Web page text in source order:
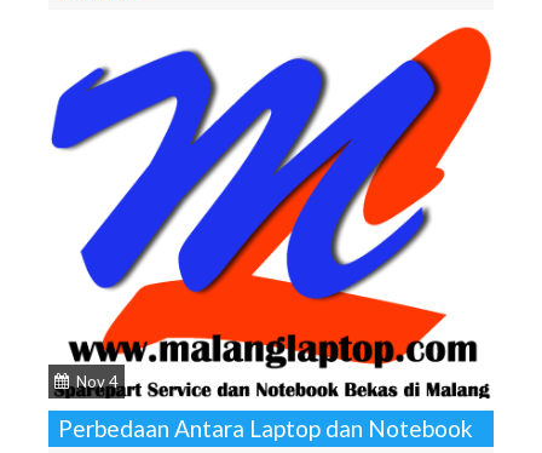
Nov 4
Perbedaan Antara Laptop dan Notebook